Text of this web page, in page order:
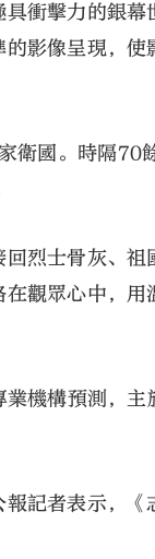
衝擊力的銀
影像呈現，使
衛國。時隔70
烈士骨灰、祖
觀眾心中，用
機構預測，主
記者表示，《